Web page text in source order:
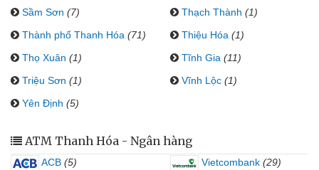
Sầm Sơn (7) Thạch Thành (1)
Thành phố Thanh Hóa (71) Thiệu Hóa (1)
Thọ Xuân (1) Tĩnh Gia (11)
Triệu Sơn (1) Vĩnh Lộc (1)
Yên Định (5)
ATM Thanh Hóa - Ngân hàng
ACB (5) Vietcombank (29)